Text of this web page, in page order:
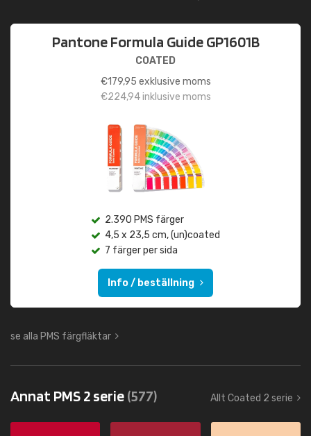
Pantone Formula Guide GP1601B
COATED
€179,95 exklusive moms
€224,94inklusive moms
2.390 PMS färger
4,5 x 23,5 cm, (un)coated
7 färger per sida
Info / beställning
se alla PMS färgfläktar
Annat PMS 2 serie(577) Allt Coated 2 serie